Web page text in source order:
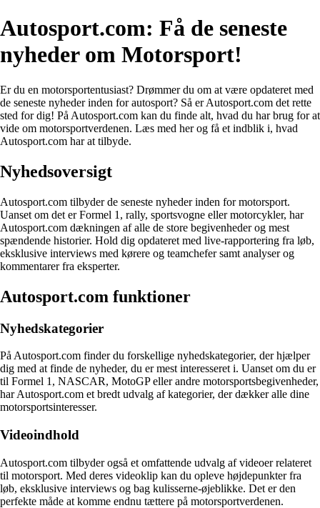
Autosport.com: Få de seneste
nyheder om Motorsport!
Er du en motorsportentusiast? Drømmer du om at være opdateret med
de seneste nyheder inden for autosport? Så er Autosport.com det rette
sted for dig! På Autosport.com kan du finde alt, hvad du har brug for at
vide om motorsportverdenen. Læs med her og få et indblik i, hvad
Autosport.com har at tilbyde.
Nyhedsoversigt
Autosport.com tilbyder de seneste nyheder inden for motorsport.
Uanset om det er Formel 1, rally, sportsvogne eller motorcykler, har
Autosport.com dækningen af ​​alle de store begivenheder og mest
spændende historier. Hold dig opdateret med live-rapportering fra løb,
eksklusive interviews med kørere og teamchefer samt analyser og
kommentarer fra eksperter.
Autosport.com funktioner
Nyhedskategorier
På Autosport.com finder du forskellige nyhedskategorier, der hjælper
dig med at finde de nyheder, du er mest interesseret i. Uanset om du er
til Formel 1, NASCAR, MotoGP eller andre motorsportsbegivenheder,
har Autosport.com et bredt udvalg af kategorier, der dækker alle dine
motorsportsinteresser.
Videoindhold
Autosport.com tilbyder også et omfattende udvalg af videoer relateret
til motorsport. Med deres videoklip kan du opleve højdepunkter fra
løb, eksklusive interviews og bag kulisserne-øjeblikke. Det er den
perfekte måde at komme endnu tættere på motorsportverdenen.